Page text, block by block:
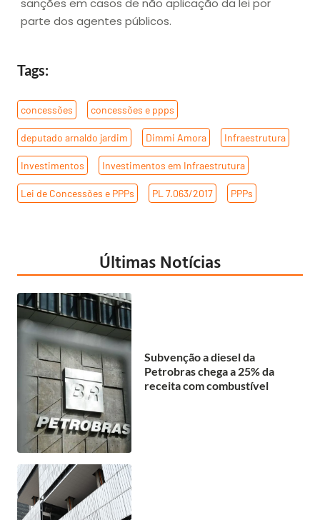
sanções em casos de não aplicação da lei por
parte dos agentes públicos.
Tags:
concessões concessões e ppps
deputado arnaldo jardim Dimmi Amora Infraestrutura
Investimentos Investimentos em Infraestrutura
Lei de Concessões e PPPs PL 7.063/2017 PPPs
Últimas Notícias
Subvenção a diesel da
Petrobras chega a 25% da
receita com combustível